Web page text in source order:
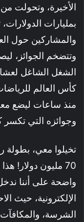
الأخيرة، وتحولت
بمليارات
والمشاركين حول
وتتضخم الجوائز،
الشغل الشاغل
منذ ساعات ليضع
وجوائزه التي تكسر
تخيلوا معي، بطولة
70 مليون دولار!
واضحة على أننا
الإلكترونية، حيث
الشرسة، والمكافآت